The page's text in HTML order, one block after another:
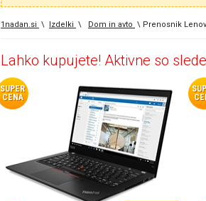
1nadan.si \ Izdelki \ Dom in avto \ Prenosnik
Lahko kupujete! Aktivne so
SUPER
CENA